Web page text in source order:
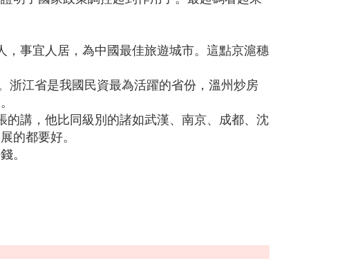
事宜人居，為中國最佳旅遊城市。這點京滬穗
浙江省是我國民資最為活躍的省份，溫州炒房
講，他比同級別的諸如武漢、南京、成都、沈
都要好。
。